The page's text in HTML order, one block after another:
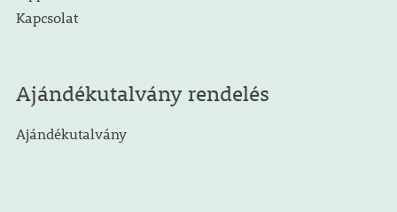
Kapcsolat
Ajándékutalvány rendelés
Ajándékutalvány